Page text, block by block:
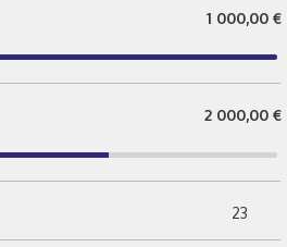
1 000,00 €
2 000,00 €
23